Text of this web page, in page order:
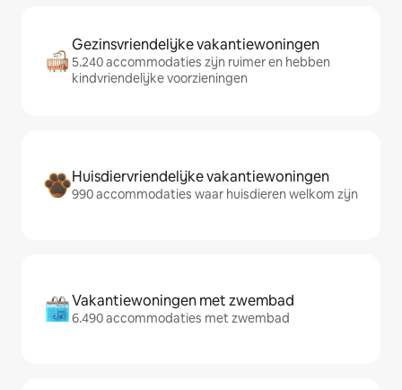
Gezinsvriendelijke vakantiewoningen
5.240 accommodaties zijn ruimer en hebben
kindvriendelijke voorzieningen
Huisdiervriendelijke vakantiewoningen
990 accommodaties waar huisdieren welkom zijn
Vakantiewoningen met zwembad
6.490 accommodaties met zwembad